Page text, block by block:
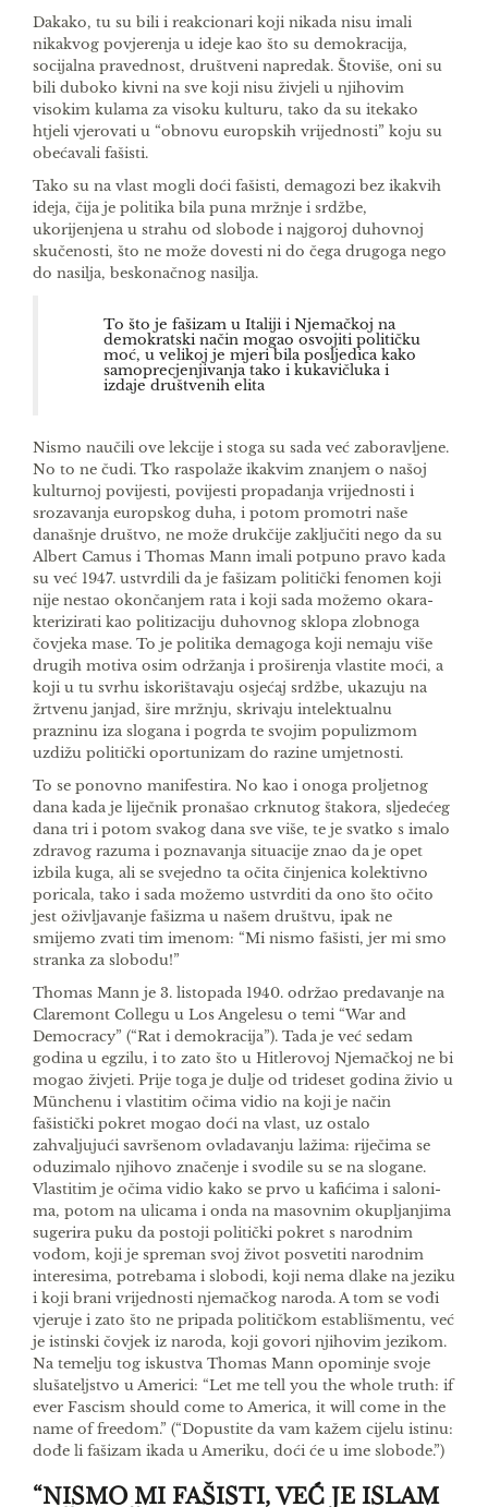
Dakako, tu su bili i reakcionari koji nikada nisu imali
nikakvog povjerenja u ideje kao što su demokracija,
socijalna pravednost, društveni napredak. Štoviše, oni su
bili duboko kivni na sve koji nisu živjeli u njihovim
visokim kulama za visoku kulturu, tako da su ite­kako
htjeli vjerovati u “obnovu europskih vrijedno­sti” koju su
obećavali fašisti.
Tako su na vlast mogli doći fašisti, demagozi bez ikakvih
ideja, čija je politika bila puna mržnje i sr­džbe,
ukorijenjena u strahu od slobode i najgoroj duhovnoj
skučenosti, što ne može dovesti ni do čega drugoga nego
do nasilja, beskonačnog nasilja.
To što je fašizam u Italiji i Njemačkoj na
demokratski način mogao osvojiti političku
moć, u velikoj je mjeri bila posljedica kako
samoprecjenjivanja tako i kukavičluka i
izdaje društvenih elita
Nismo naučili ove lekcije i stoga su sada već za­boravljene.
No to ne čudi. Tko raspolaže ikakvim znanjem o našoj
kulturnoj povijesti, povijesti pro­padanja vrijednosti i
srozavanja europskog duha, i potom promotri naše
današnje društvo, ne može drukčije zaključiti nego da su
Albert Camus i Tho­mas Mann imali potpuno pravo kada
su već 1947. ustvrdili da je fašizam politički fenomen koji
nije nestao okončanjem rata i koji sada možemo okara­
kterizirati kao politizaciju duhovnog sklopa zlobno­ga
čovjeka mase. To je politika demagoga koji ne­maju više
drugih motiva osim održanja i proširenja vlastite moći, a
koji u tu svrhu iskorištavaju osjećaj srdžbe, ukazuju na
žrtvenu janjad, šire mržnju, skrivaju intelektualnu
prazninu iza slogana i pogr­da te svojim populizmom
uzdižu politički oportuni­zam do razine umjetnosti.
To se ponovno manifestira. No kao i onoga proljetnog
dana kada je liječnik pronašao crknutog štakora, sljedećeg
dana tri i potom svakog dana sve više, te je svatko s imalo
zdravog razuma i pozna­vanja situacije znao da je opet
izbila kuga, ali se svejedno ta očita činjenica kolektivno
poricala, tako i sada možemo ustvrditi da ono što očito
jest oživ­ljavanje fašizma u našem društvu, ipak ne
smijemo zvati tim imenom: “Mi nismo fašisti, jer mi smo
stranka za slobodu!”
Thomas Mann je 3. listopada 1940. održao pre­davanje na
Claremont Collegu u Los Angelesu o temi “War and
Democracy” (“Rat i demokracija”). Tada je već sedam
godina u egzilu, i to zato što u Hitlerovoj Njemačkoj ne bi
mogao živjeti. Prije toga je dulje od trideset godina živio u
Münchenu i vla­stitim očima vidio na koji je način
fašistički pokret mogao doći na vlast, uz ostalo
zahvaljujući savr­šenom ovladavanju lažima: riječima se
oduzimalo njihovo značenje i svodile su se na slogane.
Vlasti­tim je očima vidio kako se prvo u kafićima i saloni­
ma, potom na ulicama i onda na masovnim oku­pljanjima
sugerira puku da postoji politički pokret s narodnim
vođom, koji je spreman svoj život po­svetiti narodnim
interesima, potrebama i slobodi, koji nema dlake na jeziku
i koji brani vrijednosti njemačkog naroda. A tom se vođi
vjeruje i zato što ne pripada političkom establišmentu, već
je istin­ski čovjek iz naroda, koji govori njihovim jezikom.
Na temelju tog iskustva Thomas Mann opominje svoje
slušateljstvo u Americi: “Let me tell you the whole truth: if
ever Fascism should come to America, it will come in the
name of freedom.” (“Dopustite da vam kažem cijelu istinu:
dođe li fašizam ikada u Ameriku, doći će u ime slobode.”)
“NISMO MI FAŠISTI, VEĆ JE ISLAM